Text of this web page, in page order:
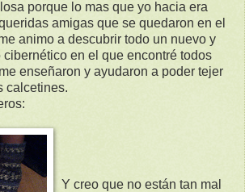
porque lo mas que yo hacia era
amigas que se quedaron en el
animo a descubrir todo un nuevo y
cibernético en el que encontré todos
enseñaron y ayudaron a poder tejer
calcetines.
Y creo que no están tan mal